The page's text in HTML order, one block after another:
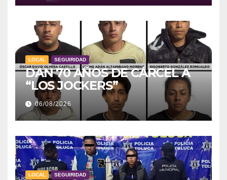
LOCAL SEGUIRIDAD
DAN 70 AÑOS DE CÁRCEL A
“LOS JOCKERS”
06/08/2026
LOCAL SEGUIRIDAD